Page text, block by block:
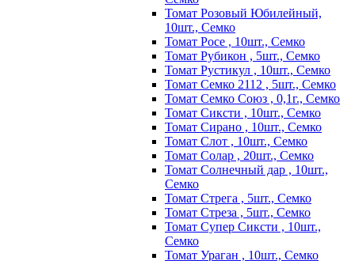
Томат Розовый Юбилейный,
10шт., Семко
Томат Росе , 10шт., Семко
Томат Рубикон , 5шт., Семко
Томат Рустикул , 10шт., Семко
Томат Семко 2112 , 5шт., Семко
Томат Семко Союз , 0,1г., Семко
Томат Сиксти , 10шт., Семко
Томат Сирано , 10шт., Семко
Томат Слот , 10шт., Семко
Томат Солар , 20шт., Семко
Томат Солнечный дар , 10шт.,
Семко
Томат Стрега , 5шт., Семко
Томат Стреза , 5шт., Семко
Томат Супер Сиксти , 10шт.,
Семко
Томат Ураган , 10шт., Семко